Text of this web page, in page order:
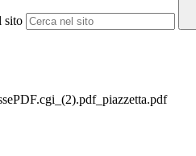
sito